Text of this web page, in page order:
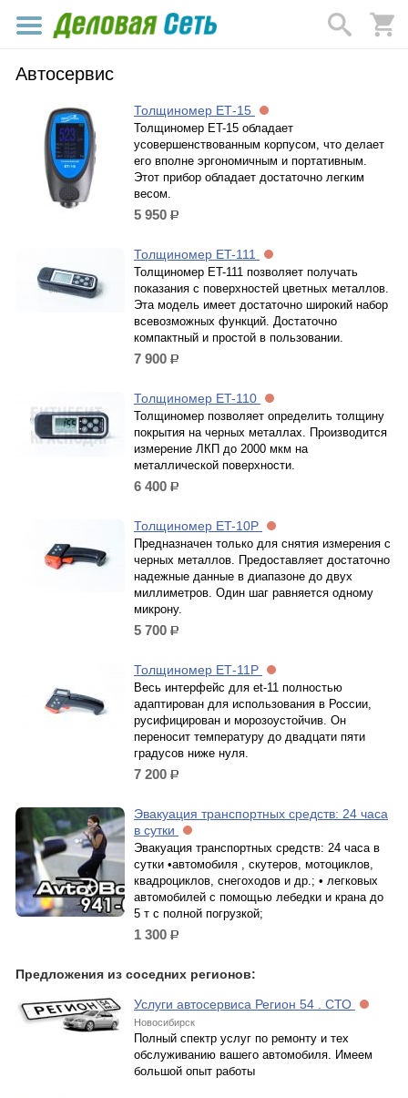
Автосервис
Толщиномер ЕТ-15
Толщиномер ET-15 обладает
усовершенствованным корпусом, что делает
его вполне эргономичным и портативным.
Этот прибор обладает достаточно легким
весом.
5 950 р.
Толщиномер ET-111
Толщиномер ET-111 позволяет получать
показания с поверхностей цветных металлов.
Эта модель имеет достаточно широкий набор
всевозможных функций. Достаточно
компактный и простой в пользовании.
7 900 р.
Толщиномер ET-110
Толщиномер позволяет определить толщину
покрытия на черных металлах. Производится
измерение ЛКП до 2000 мкм на
металлической поверхности.
6 400 р.
Толщиномер ET-10P
Предназначен только для снятия измерения с
черных металлов. Предоставляет достаточно
надежные данные в диапазоне до двух
миллиметров. Один шаг равняется одному
микрону.
5 700 р.
Толщиномер ЕТ-11P
Весь интерфейс для et-11 полностью
адаптирован для использования в России,
русифицирован и морозоустойчив. Он
переносит температуру до двадцати пяти
градусов ниже нуля.
7 200 р.
Эвакуация транспортных средств: 24 часа
в сутки
Эвакуация транспортных средств: 24 часа в
сутки •автомобиля , скутеров, мотоциклов,
квадроциклов, снегоходов и др.; • легковых
автомобилей с помощью лебедки и крана до
5 т с полной погрузкой;
1 300 р.
Предложения из соседних регионов:
Услуги автосервиса Регион 54 . СТО
Новосибирск
Полный спектр услуг по ремонту и тех
обслуживанию вашего автомобиля. Имеем
большой опыт работы